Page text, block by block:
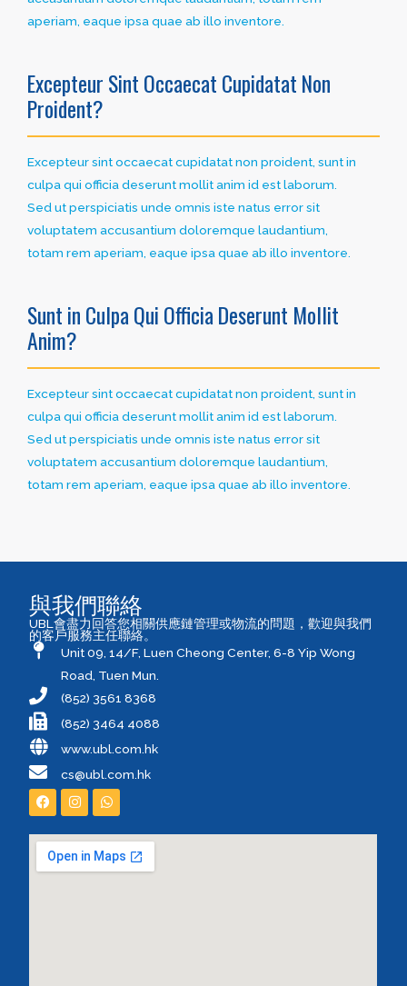
aperiam, eaque ipsa quae ab illo inventore.
Excepteur Sint Occaecat Cupidatat Non
Proident?
Excepteur sint occaecat cupidatat non proident, sunt in
culpa qui officia deserunt mollit anim id est laborum.
Sed ut perspiciatis unde omnis iste natus error sit
voluptatem accusantium doloremque laudantium,
totam rem aperiam, eaque ipsa quae ab illo inventore.
Sunt in Culpa Qui Officia Deserunt Mollit
Anim?
Excepteur sint occaecat cupidatat non proident, sunt in
culpa qui officia deserunt mollit anim id est laborum.
Sed ut perspiciatis unde omnis iste natus error sit
voluptatem accusantium doloremque laudantium,
totam rem aperiam, eaque ipsa quae ab illo inventore.
與我們聯絡
UBL會盡力回答您相關供應鏈管理或物流的問題，歡迎與我們
的客戶服務主任聯絡。
Unit 09, 14/F, Luen Cheong Center, 6-8 Yip Wong
Road, Tuen Mun.
(852) 3561 8368
(852) 3464 4088
www.ubl.com.hk
cs@ubl.com.hk
F
a
c
e
b
o
o
I
n
s
t
g
r
W
h
a
t
a
p